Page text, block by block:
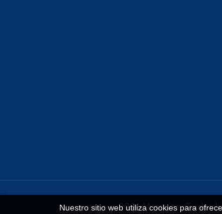
Nuestro sitio web utiliza cookies para
© 2026 Umecit – Todos